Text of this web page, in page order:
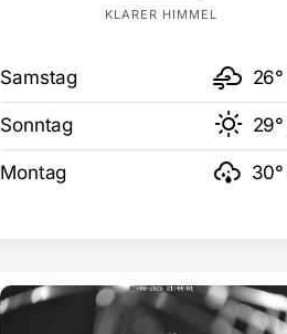
KLARER HIMMEL
Samstag 26°
Sonntag 29°
Montag 30°